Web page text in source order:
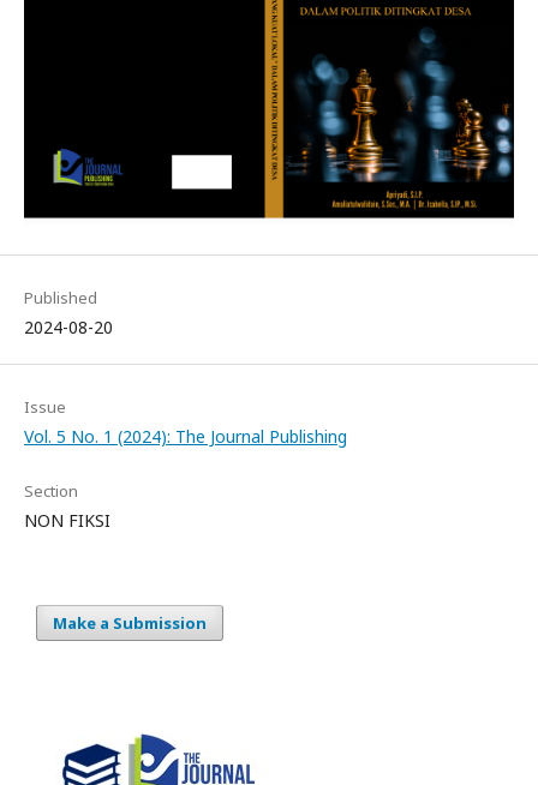
Published
2024-08-20
Issue
Vol. 5 No. 1 (2024): The Journal Publishing
Section
NON FIKSI
Make a Submission